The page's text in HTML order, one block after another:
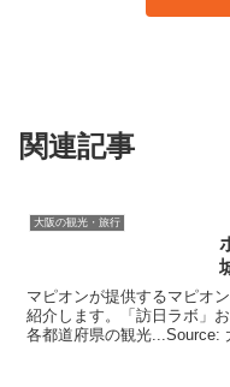
関連記事
大阪の観光・旅行
マピオンが提供するマピオ
紹介します。「訪日ラボ」
各都道府県の観光...Source: